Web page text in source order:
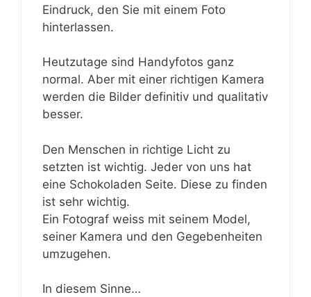
Eindruck, den Sie mit einem Foto
hinterlassen.
Heutzutage sind Handyfotos ganz
normal. Aber mit einer richtigen Kamera
werden die Bilder definitiv und qualitativ
besser.
Den Menschen in richtige Licht zu
setzten ist wichtig. Jeder von uns hat
eine Schokoladen Seite. Diese zu finden
ist sehr wichtig.
Ein Fotograf weiss mit seinem Model,
seiner Kamera und den Gegebenheiten
umzugehen.
In diesem Sinne…